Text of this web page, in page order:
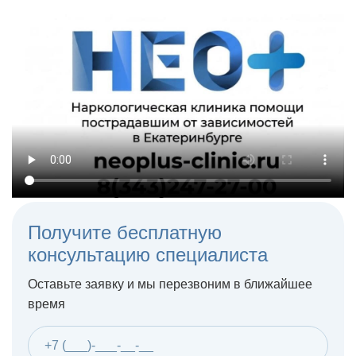
Получите бесплатную
консультацию специалиста
Оставьте заявку и мы перезвоним в ближайшее
время